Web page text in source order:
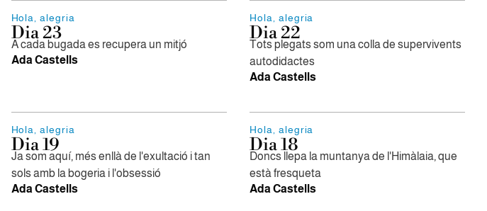
Hola, alegria
Dia 23
A cada bugada es recupera un mitjó
Ada Castells
Hola, alegria
Dia 22
Tots plegats som una colla de supervivents
autodidactes
Ada Castells
Hola, alegria
Dia 19
Ja som aquí, més enllà de l'exultació i tan
sols amb la bogeria i l'obsessió
Ada Castells
Hola, alegria
Dia 18
Doncs llepa la muntanya de l'Himàlaia, que
està fresqueta
Ada Castells